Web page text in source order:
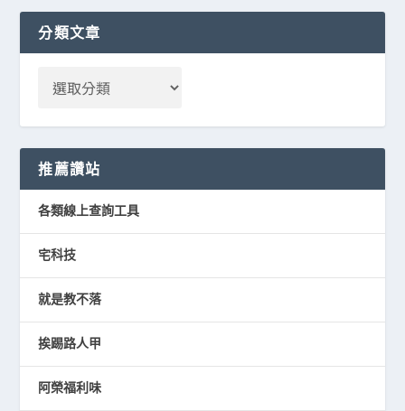
分類文章
推薦讚站
各類線上查詢工具
宅科技
就是教不落
挨踢路人甲
阿榮福利味